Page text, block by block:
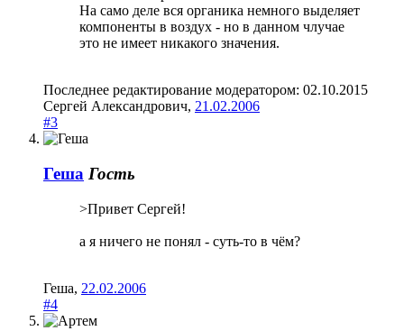
На само деле вся органика немного выделяет
компоненты в воздух - но в данном члучае
это не имеет никакого значения.
Последнее редактирование модератором: 02.10.2015
Сергей Александрович, 21.02.2006
#3
Геша Гость
>Привет Сергей!
а я ничего не понял - суть-то в чём?
Геша, 22.02.2006
#4